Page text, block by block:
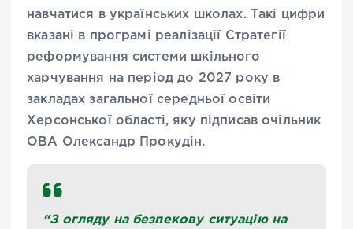
навчатися в українських школах. Такі цифри
вказані в програмі реалізації Стратегії
реформування системи шкільного
харчування на період до 2027 року в
закладах загальної середньої освіти
Херсонської області, яку підписав очільник
ОВА Олександр Прокудін.
“З огляду на безпекову ситуацію на